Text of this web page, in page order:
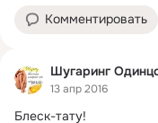
Комментировать
Шугаринг
13 апр 2016
Блеск-тату!